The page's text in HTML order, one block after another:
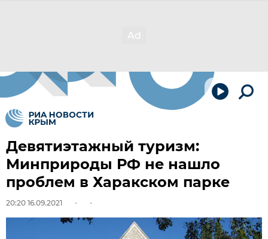
Девятиэтажный туризм:
Минприроды РФ не нашло
проблем в Харакском парке
20:20 16.09.2021